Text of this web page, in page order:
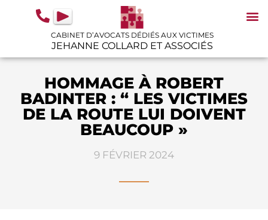
principal
CABINET D’AVOCATS DÉDIÉS AUX VICTIMES
JEHANNE COLLARD ET ASSOCIÉS
HOMMAGE À ROBERT
BADINTER : “ LES VICTIMES
DE LA ROUTE LUI DOIVENT
BEAUCOUP »
9 FÉVRIER 2024